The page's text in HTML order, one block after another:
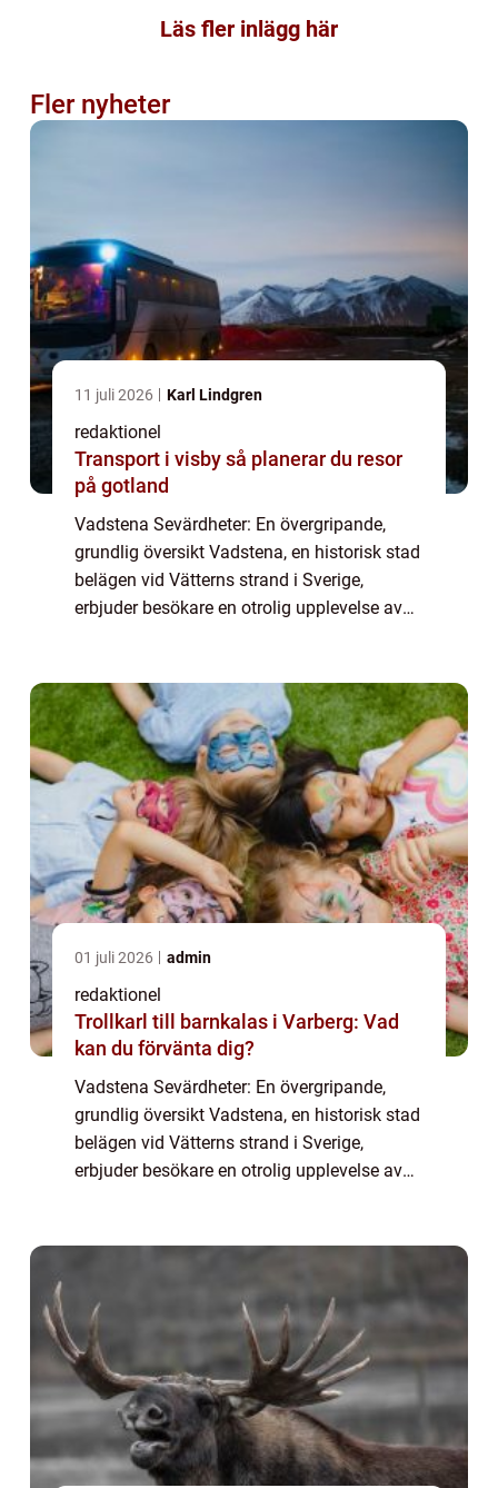
Läs fler inlägg här
Fler nyheter
11 juli 2026 Karl Lindgren
redaktionel
Transport i visby så planerar du resor
på gotland
Vadstena Sevärdheter: En övergripande,
grundlig översikt Vadstena, en historisk stad
belägen vid Vätterns strand i Sverige,
erbjuder besökare en otrolig upplevelse av
01 juli 2026 admin
redaktionel
Trollkarl till barnkalas i Varberg: Vad
kan du förvänta dig?
Vadstena Sevärdheter: En övergripande,
grundlig översikt Vadstena, en historisk stad
belägen vid Vätterns strand i Sverige,
erbjuder besökare en otrolig upplevelse av